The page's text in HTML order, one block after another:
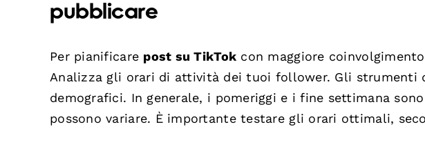
pubblicare
Per pianificare post su TikTok con maggiore
Analizza gli orari di attività dei tuoi follower. Gli strumenti
demografici. In generale, i pomeriggi e i fine settimana
possono variare. È importante testare gli orari ottimali,